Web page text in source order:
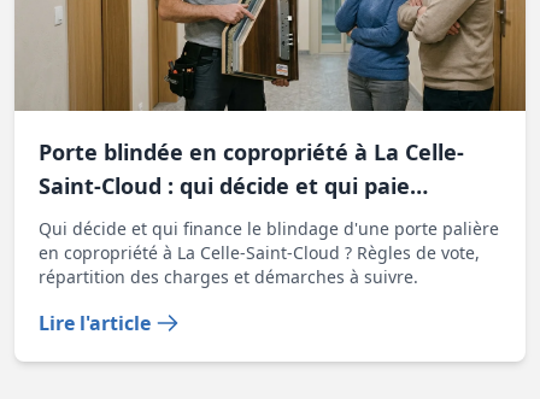
Porte blindée en copropriété à La Celle-
Saint-Cloud : qui décide et qui paie
l'installation
Qui décide et qui finance le blindage d'une porte palière
en copropriété à La Celle-Saint-Cloud ? Règles de vote,
répartition des charges et démarches à suivre.
Lire l'article